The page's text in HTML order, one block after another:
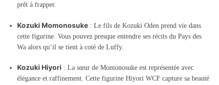
prêt à frapper.
Kozuki Momonosuke : Le fils de Kozuki Oden prend vie dans
cette figurine. Vous pouvez presque entendre ses récits du Pays des
Wa alors qu’il se tient à coté de Luffy.
Kozuki Hiyori : La sœur de Momonosuke est représentée avec
élégance et raffinement. Cette figurine Hiyori WCF capture sa beauté